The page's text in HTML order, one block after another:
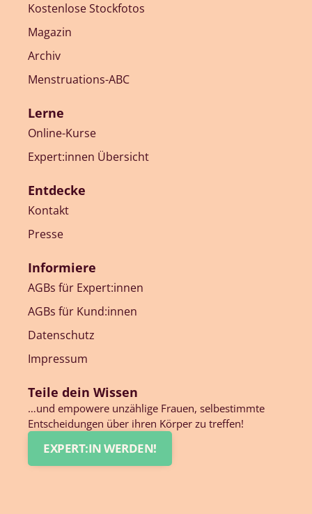
Kostenlose Stockfotos
Magazin
Archiv
Menstruations-ABC
Lerne
Online-Kurse
Expert:innen Übersicht
Entdecke
Kontakt
Presse
Informiere
AGBs für Expert:innen
AGBs für Kund:innen
Datenschutz
Impressum
Teile dein Wissen
…und empowere unzählige Frauen, selbestimmte
Entscheidungen über ihren Körper zu treffen!
EXPERT:IN WERDEN!